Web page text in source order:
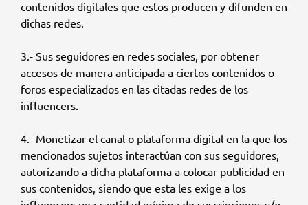
contenidos digitales que estos producen y difunden en
dichas redes.
3.- Sus seguidores en redes sociales, por obtener
accesos de manera anticipada a ciertos contenidos o
foros especializados en las citadas redes de los
influencers.
4.- Monetizar el canal o plataforma digital en la que los
mencionados sujetos interactúan con sus seguidores,
autorizando a dicha plataforma a colocar publicidad en
sus contenidos, siendo que esta les exige a los